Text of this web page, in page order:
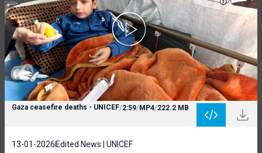
Gaza ceasefire deaths - UNICEF/2:59/MP4/222.2 MB
13-01-2026 Edited News | UNICEF